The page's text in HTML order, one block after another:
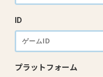
ID
プラットフォーム